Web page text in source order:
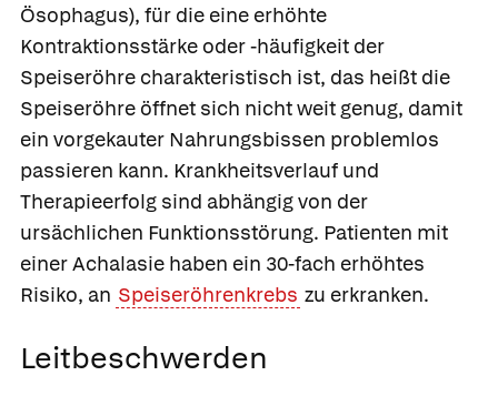
Ösophagus), für die eine erhöhte
Kontraktionsstärke oder -häufigkeit der
Speiseröhre charakteristisch ist, das heißt die
Speiseröhre öffnet sich nicht weit genug, damit
ein vorgekauter Nahrungsbissen problemlos
passieren kann. Krankheitsverlauf und
Therapieerfolg sind abhängig von der
ursächlichen Funktionsstörung. Patienten mit
einer Achalasie haben ein 30-fach erhöhtes
Risiko, an Speiseröhrenkrebs zu erkranken.
Leitbeschwerden